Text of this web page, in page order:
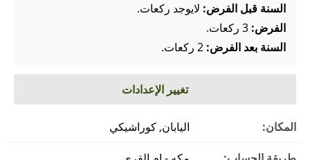
السنة قبل الفرض: لايوجد ركعات.
الفرض:
السنة بعد الفرض:
تغيير الإعدادات
المكان: اليابان, كوراشيكي